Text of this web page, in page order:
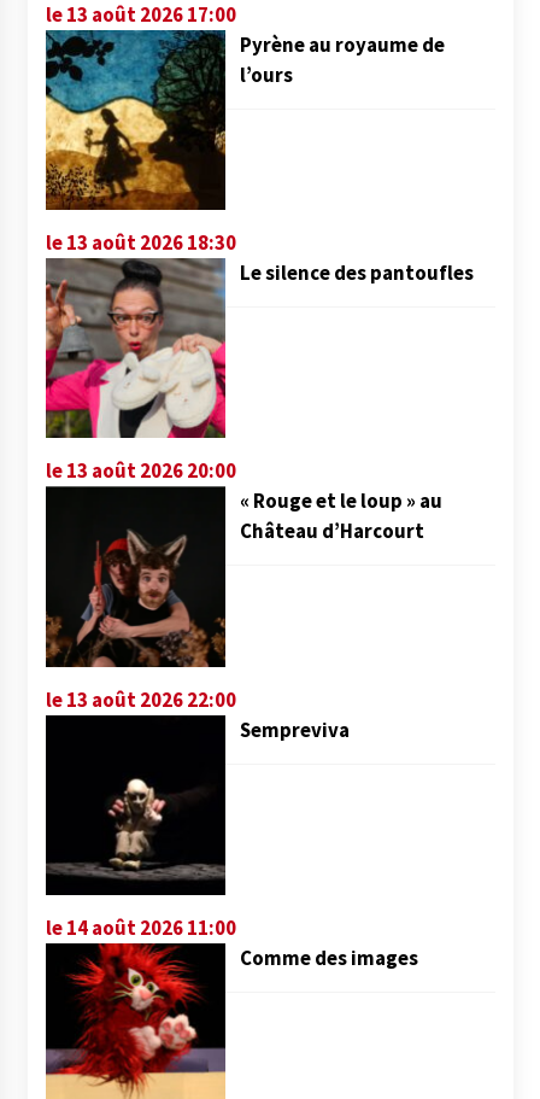
le 13 août 2026 17:00
Pyrène au royaume de
l’ours
le 13 août 2026 18:30
Le silence des pantoufles
le 13 août 2026 20:00
« Rouge et le loup » au
Château d’Harcourt
le 13 août 2026 22:00
Sempreviva
le 14 août 2026 11:00
Comme des images